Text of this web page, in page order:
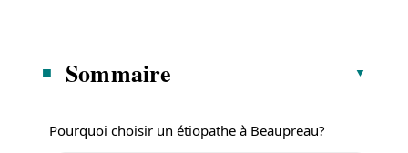
Sommaire
Pourquoi choisir un étiopathe à Beaupreau?